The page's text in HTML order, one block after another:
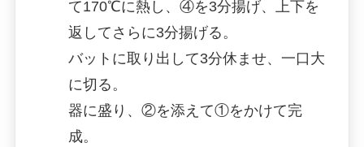
て170℃に熱し、④を3分揚げ、上下を
返してさらに3分揚げる。
バットに取り出して3分休ませ、一口大
に切る。
器に盛り、②を添えて①をかけて完
成。